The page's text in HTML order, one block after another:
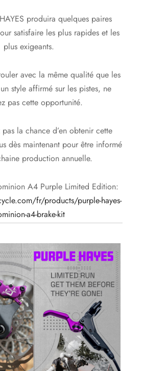
produira quelques paires
satisfaire les plus rapides et les
plus exigeants.
avec la même qualité que les
style affirmé sur les pistes, ne
pas cette opportunité.
pas la chance d’en obtenir cette
dès maintenant pour être informé
production annuelle.
A4 Purple Limited Edition:
fr/products/purple-hayes-
a4-brake-kit